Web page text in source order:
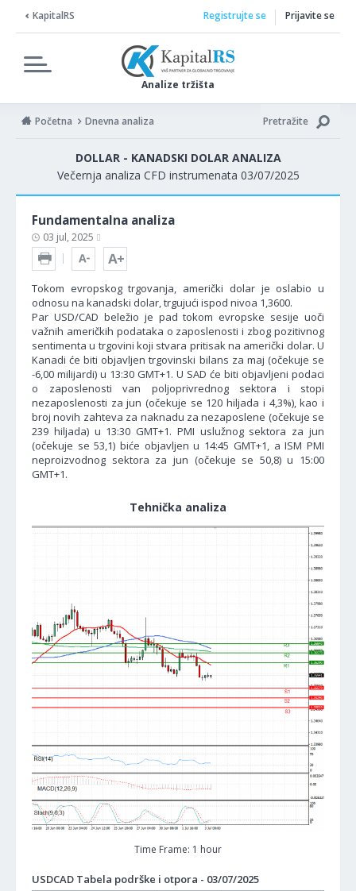
KapitalRS
Analize tržišta
Registrujte se Prijavite se
Početna Dnevna analiza Pretražite
DOLLAR - KANADSKI DOLAR ANALIZA
Večernja analiza CFD instrumenata 03/07/2025
Fundamentalna analiza
03 jul, 2025
Tokom evropskog trgovanja, američki dolar je oslabio u
odnosu na kanadski dolar, trgujući ispod nivoa 1,3600.
Par USD/CAD beležio je pad tokom evropske sesije uoči
važnih američkih podataka o zaposlenosti i zbog pozitivnog
sentimenta u trgovini koji stvara pritisak na američki dolar. U
Kanadi će biti objavljen trgovinski bilans za maj (očekuje se
-6,00 milijardi) u 13:30 GMT+1. U SAD će biti objavljeni podaci
o zaposlenosti van poljoprivrednog sektora i stopi
nezaposlenosti za jun (očekuje se 120 hiljada i 4,3%), kao i
broj novih zahteva za naknadu za nezaposlene (očekuje se
239 hiljada) u 13:30 GMT+1. PMI uslužnog sektora za jun
(očekuje se 53,1) biće objavljen u 14:45 GMT+1, a ISM PMI
neproizvodnog sektora za jun (očekuje se 50,8) u 15:00
GMT+1.
Tehnička analiza
Time Frame: 1 hour
USDCAD Tabela podrške i otpora - 03/07/2025